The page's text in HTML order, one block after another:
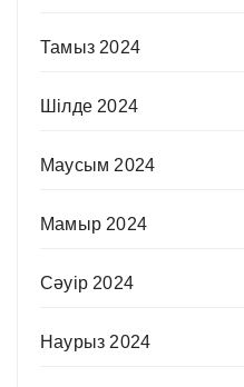
Тамыз 2024
Шілде 2024
Маусым 2024
Мамыр 2024
Сәуір 2024
Наурыз 2024